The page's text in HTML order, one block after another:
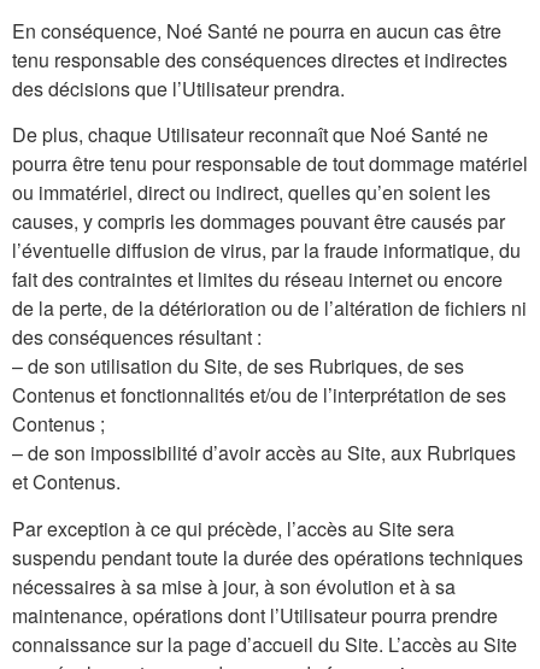
En conséquence, Noé Santé ne pourra en aucun cas être
tenu responsable des conséquences directes et indirectes
des décisions que l’Utilisateur prendra.
De plus, chaque Utilisateur reconnaît que Noé Santé ne
pourra être tenu pour responsable de tout dommage matériel
ou immatériel, direct ou indirect, quelles qu’en soient les
causes, y compris les dommages pouvant être causés par
l’éventuelle diffusion de virus, par la fraude informatique, du
fait des contraintes et limites du réseau internet ou encore
de la perte, de la détérioration ou de l’altération de fichiers ni
des conséquences résultant :
– de son utilisation du Site, de ses Rubriques, de ses
Contenus et fonctionnalités et/ou de l’interprétation de ses
Contenus ;
– de son impossibilité d’avoir accès au Site, aux Rubriques
et Contenus.
Par exception à ce qui précède, l’accès au Site sera
suspendu pendant toute la durée des opérations techniques
nécessaires à sa mise à jour, à son évolution et à sa
maintenance, opérations dont l’Utilisateur pourra prendre
connaissance sur la page d’accueil du Site. L’accès au Site